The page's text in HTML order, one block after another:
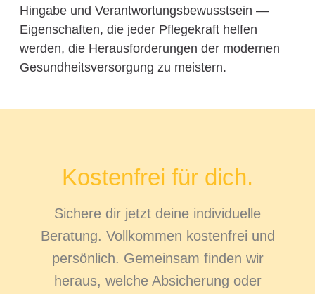
Hingabe und Verantwortungsbewusstsein —
Eigenschaften, die jeder Pflegekraft helfen
werden, die Herausforderungen der modernen
Gesundheitsversorgung zu meistern.
Kostenfrei für dich.
Sichere dir jetzt deine individuelle
Beratung. Vollkommen kostenfrei und
persönlich. Gemeinsam finden wir
heraus, welche Absicherung oder